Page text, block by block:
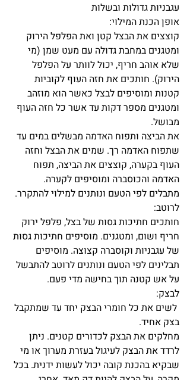
עגבניות גדולות ובשלות
אופן הכנת המילוי:
קוצצים את הבצל קטן ואת הפלפל הירוק
ומטגנים במחבת גדולה עם מעט שמן (מי
שלא אוהב חריף, יכול לוותר על הפלפל
הירוק). חותכים את חזה העוף לקוביות
קטנות ומוסיפים לבצל כאשר הוא מוזהב
ומטגנים מספר דקות עד אשר כל חזה העוף
מבושל.
את הביצה ותפוח האדמה מבשלים במים עד
שתפוח האדמה רך. שמים את הבצל וחזה
העוף בקערה, קוצצים את הביצה, תפוח
האדמה והכוסברה ומוסיפים לקערה.
מתבלים לפי הטעם ונותנים למילוי להתקרר.
לרוטב:
חותכים חתיכות גסות של בצל, פלפל ירוק
חריף ושום, ומטגנים. מוסיפים חתיכות גסות
של עגבניות וקוסברה קצוצה. מוסיפים
תבלינים לפי הטעם ונותנים לרוטב להתבשל
על אש קטנה תוך בחישה מדי פעם.
לבצק:
לשים את כל חומרי הבצק יחד עד שמתקבל
בצק אחיד.
מחלקים את הבצק לכדורים קטנים. ניתן
לרדד את הבצק לעיגול בעזרת מערוך או מי
שבקיא בהכנת קובה יכול לעשות ידנית. בכל